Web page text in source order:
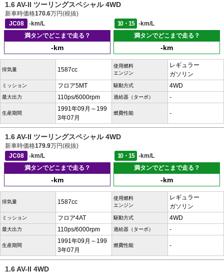
1.6 AV-II ツーリングスペシャル 4WD
新車時価格170.6万円(税抜)
JC08
-km/L 10・15
-km/L
満タンでどこまで走る？
-km
満タンでどこまで走る？
-km
排気量 1587cc
使用燃料
エンジン
レギュラー
ガソリン
ミッション フロア5MT 駆動方式 4WD
最大出力 110ps/6000rpm 過給器（ターボ） -
生産期間
1991年09月～199
3年07月
燃費性能 -
1.6 AV-II ツーリングスペシャル 4WD
新車時価格179.9万円(税抜)
JC08
-km/L 10・15
-km/L
満タンでどこまで走る？
-km
満タンでどこまで走る？
-km
排気量 1587cc
使用燃料
エンジン
レギュラー
ガソリン
ミッション フロア4AT 駆動方式 4WD
最大出力 110ps/6000rpm 過給器（ターボ） -
生産期間
1991年09月～199
3年07月
燃費性能 -
1.6 AV-II 4WD